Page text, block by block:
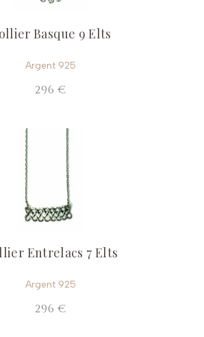
Basque 9 Elts
Argent 925
296 €
Entrelacs 7 Elts
Argent 925
296 €